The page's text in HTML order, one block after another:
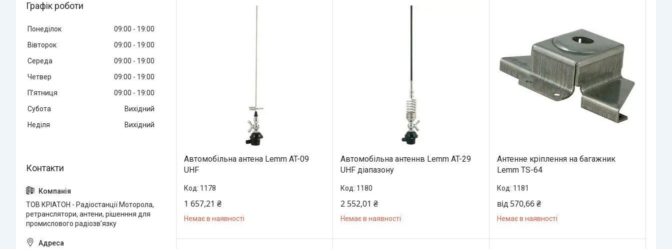
Автомобільна антена Lemm AT-09
UHF
1178
1 657,21 ₴
Немає в наявності
Автомобільна антеннв Lemm AT-29
UHF діапазону
1180
2 552,01 ₴
Немає в наявності
Антенне кріплення на багажник
Lemm TS-64
1181
від 570,66 ₴
Немає в наявності
Графік роботи
Понеділок 09:00
19:00
Вівторок
09:00
19:00
Середа
09:00
19:00
Четвер
09:00
19:00
Пʼятниця
09:00
19:00
Субота
Вихідний
Неділя
Вихідний
ТОВ КРІАТОН - Радіостанції Моторола,
ретранслятори, антени, рішенння для
промислового радіозвʼязку